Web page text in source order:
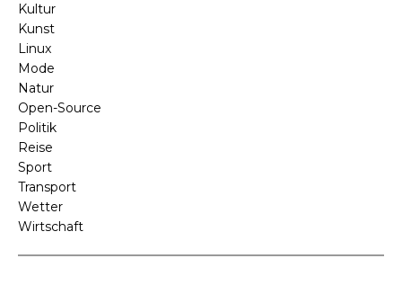
Kultur
Kunst
Linux
Mode
Natur
Open-Source
Politik
Reise
Sport
Transport
Wetter
Wirtschaft